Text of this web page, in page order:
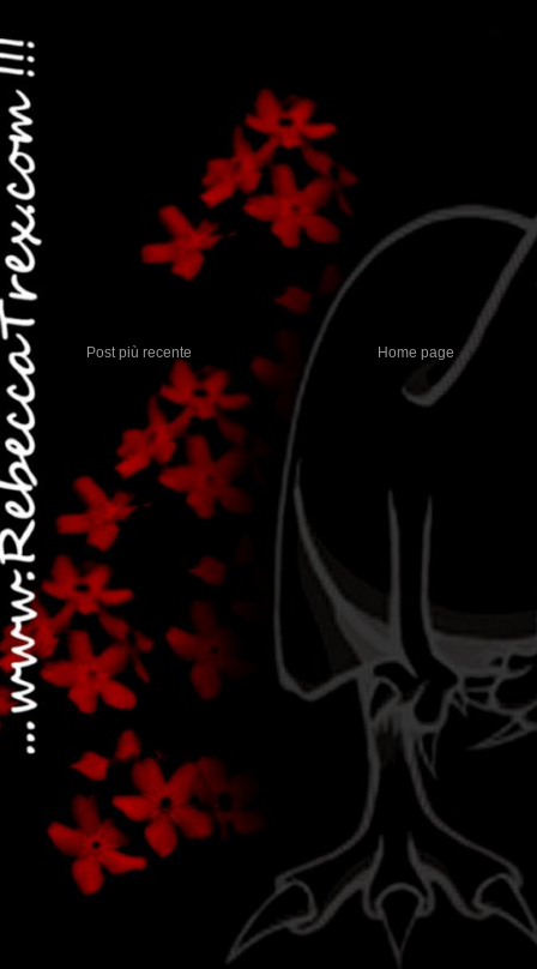
Post più recente Home page